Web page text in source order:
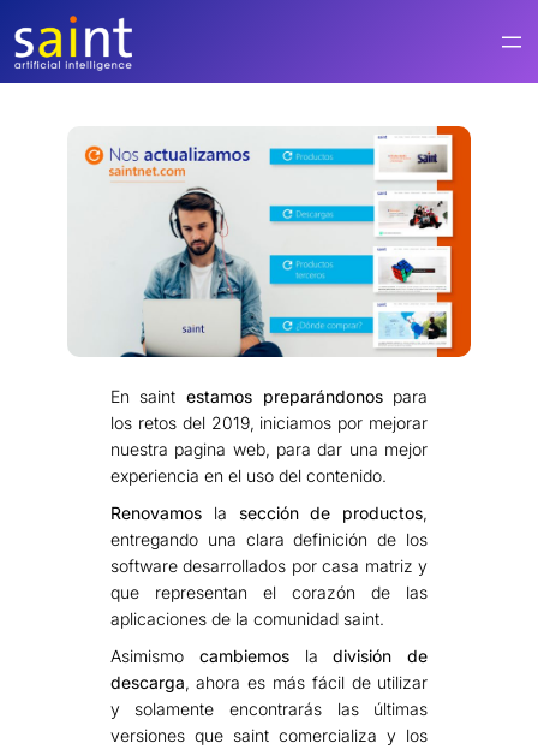
contenido
En saint estamos preparándonospara
los retos del 2019, iniciamos por mejorar
nuestra pagina web, para dar una mejor
experiencia en el uso del contenido.
Renovamosla sección de productos,
entregando una clara definición de los
software desarrollados por casa matriz y
que representan el corazón de las
aplicaciones de la comunidad saint.
Asimismo cambiemosladivisión de
descarga, ahora es más fácil de utilizar
y solamente encontrarás las últimas
versiones que saint comercializa y los